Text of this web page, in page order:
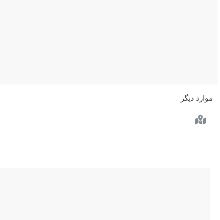
موارد دیگر